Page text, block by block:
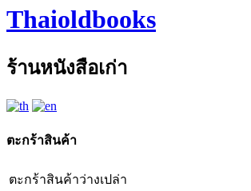
Thaioldbooks
ร้านหนังสือเก่า
ตะกร้าสินค้า
ตะกร้าสินค้าว่างเปล่า